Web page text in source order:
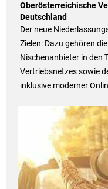
Oberösterreichische
Deutschland
Der neue
Zielen: Dazu gehören
Nischenanbieter in den
Vertriebsnetzes sowie
inklusive moderner